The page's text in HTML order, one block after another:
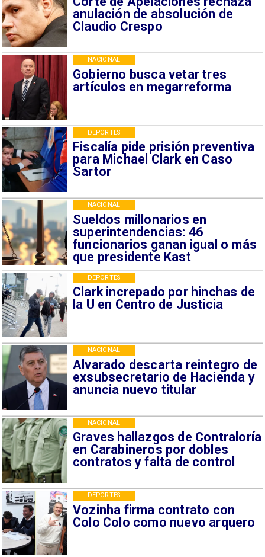
anulación de absolución de
Claudio Crespo
Gobierno busca vetar tres
artículos en megarreforma
NACIONAL
Fiscalía pide prisión preventiva
para Michael Clark en Caso
Sartor
DEPORTES
Sueldos millonarios en
superintendencias: 46
funcionarios ganan igual o más
que presidente Kast
NACIONAL
Clark increpado por hinchas de
la U en Centro de Justicia
DEPORTES
Alvarado descarta reintegro de
exsubsecretario de Hacienda y
anuncia nuevo titular
NACIONAL
Graves hallazgos de Contraloría
en Carabineros por dobles
contratos y falta de control
NACIONAL
Vozinha firma contrato con
Colo Colo como nuevo arquero
DEPORTES